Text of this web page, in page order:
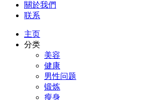
關於我們
联系
主页
分类
美容
健康
男性问题
锻炼
瘦身